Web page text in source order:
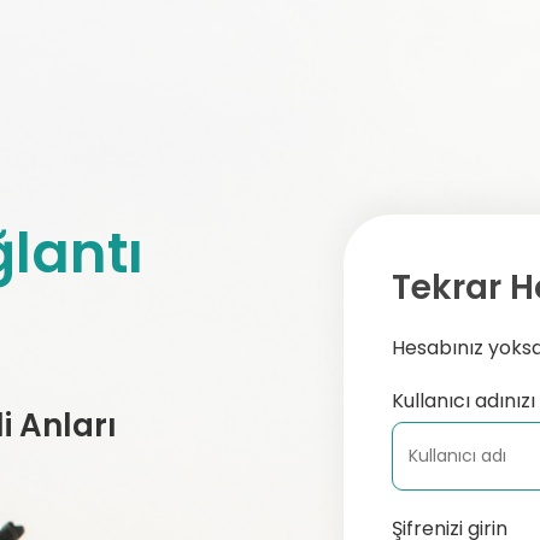
Anları
Tekrar
Hesabınız
Kullanıcı
Şifrenizi girin